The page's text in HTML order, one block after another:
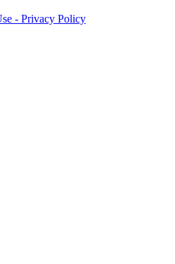
- Privacy Policy